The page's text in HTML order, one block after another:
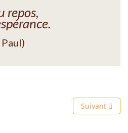
repos,
Saint 2025 Article
Suivant